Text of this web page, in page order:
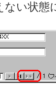
ない状